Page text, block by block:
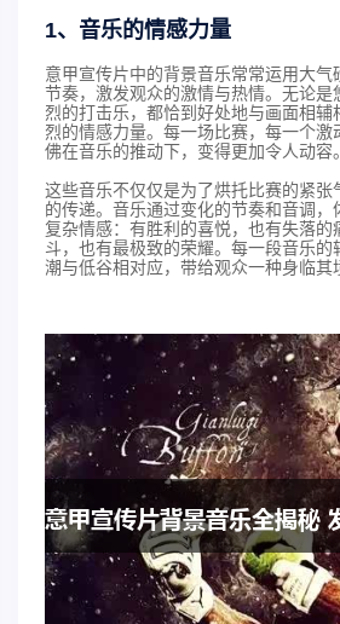
1、音乐的情感力量
意甲宣传片中的背景音乐常常运用大气
节奏，激发观众的激情与热情。无论是
烈的打击乐，都恰到好处地与画面相辅
烈的情感力量。每一场比赛，每一个激
佛在音乐的推动下，变得更加令人动容。
这些音乐不仅仅是为了烘托比赛的紧张
的传递。音乐通过变化的节奏和音调，
复杂情感：有胜利的喜悦，也有失落的
斗，也有最极致的荣耀。每一段音乐的
潮与低谷相对应，带给观众一种身临其